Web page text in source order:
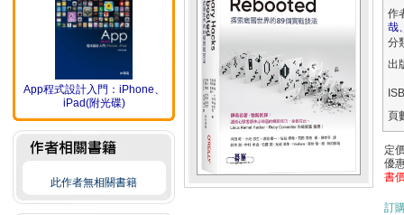
App程式設計入門：iPhone、
iPad(附光碟)
此作者無相關書籍
作
哉
分
出
頁
定
優
書
訂